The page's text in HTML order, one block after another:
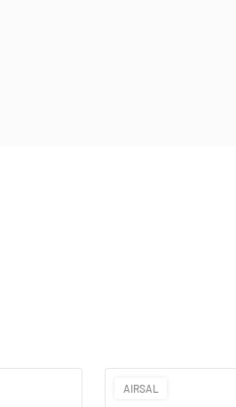
AIRSAL